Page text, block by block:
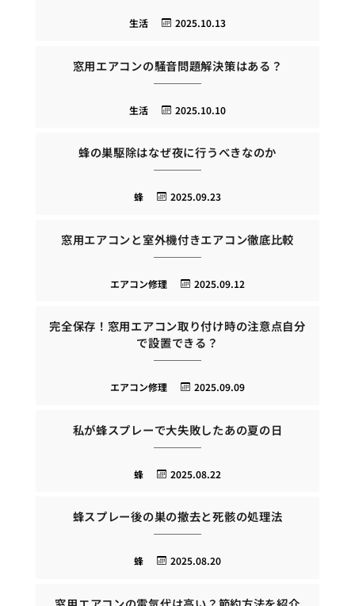
2025.10.13
生活
窓用エアコンの騒音問題解決策はある？
2025.10.10
生活
蜂の巣駆除はなぜ夜に行うべきなのか
2025.09.23
蜂
窓用エアコンと室外機付きエアコン徹底比較
2025.09.12
エアコン修理
完全保存！窓用エアコン取り付け時の注意点自分
で設置できる？
2025.09.09
エアコン修理
私が蜂スプレーで大失敗したあの夏の日
2025.08.22
蜂
蜂スプレー後の巣の撤去と死骸の処理法
2025.08.20
蜂